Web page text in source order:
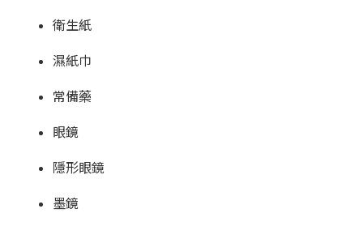
衛生紙
濕紙巾
常備藥
眼鏡
隱形眼鏡
墨鏡